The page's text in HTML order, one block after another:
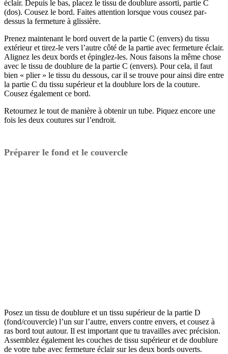
éclair. Depuis le bas, placez le tissu de doublure assorti, partie C
(dos). Cousez le bord. Faites attention lorsque vous cousez par-
dessus la fermeture à glissière.
Prenez maintenant le bord ouvert de la partie C (envers) du tissu
extérieur et tirez-le vers l’autre côté de la partie avec fermeture éclair.
Alignez les deux bords et épinglez-les. Nous faisons la même chose
avec le tissu de doublure de la partie C (envers). Pour cela, il faut
bien « plier » le tissu du dessous, car il se trouve pour ainsi dire entre
la partie C du tissu supérieur et la doublure lors de la couture.
Cousez également ce bord.
Retournez le tout de manière à obtenir un tube. Piquez encore une
fois les deux coutures sur l’endroit.
Préparer le fond et le couvercle
Posez un tissu de doublure et un tissu supérieur de la partie D
(fond/couvercle) l’un sur l’autre, envers contre envers, et cousez à
ras bord tout autour. Il est important que tu travailles avec précision.
Assemblez également les couches de tissu supérieur et de doublure
de votre tube avec fermeture éclair sur les deux bords ouverts.